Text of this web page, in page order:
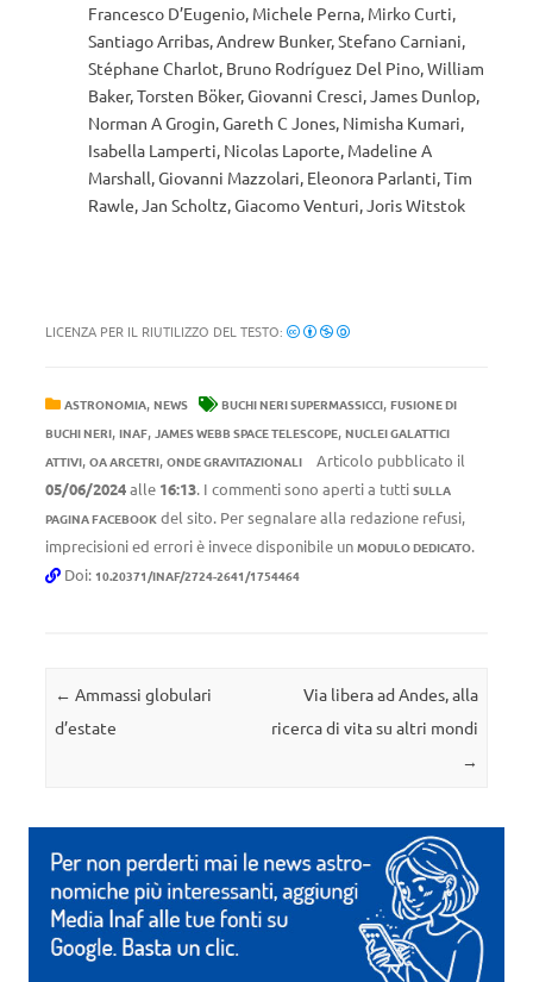
Francesco D’Eugenio, Michele Perna, Mirko Curti,
Santiago Arribas, Andrew Bunker, Stefano Carniani,
Stéphane Charlot, Bruno Rodríguez Del Pino, William
Baker, Torsten Böker, Giovanni Cresci, James Dunlop,
Norman A Grogin, Gareth C Jones, Nimisha Kumari,
Isabella Lamperti, Nicolas Laporte, Madeline A
Marshall, Giovanni Mazzolari, Eleonora Parlanti, Tim
Rawle, Jan Scholtz, Giacomo Venturi, Joris Witstok
LICENZA PER IL RIUTILIZZO DEL TESTO:
ASTRONOMIA, NEWS BUCHI NERI SUPERMASSICCI, FUSIONE DI
BUCHI NERI, INAF, JAMES WEBB SPACE TELESCOPE, NUCLEI GALATTICI
ATTIVI, OA ARCETRI, ONDE GRAVITAZIONALI
Articolo pubblicato il
05/06/2024alle 16:13. I commenti sono aperti a tutti SULLA
PAGINA FACEBOOK del sito. Per segnalare alla redazione refusi,
imprecisioni ed errori è invece disponibile un MODULO DEDICATO.
Doi: 10.20371/INAF/2724-2641/1754464
Navigazione articolo
← Ammassi globulari
d’estate
Via libera ad Andes, alla
ricerca di vita su altri mondi
→